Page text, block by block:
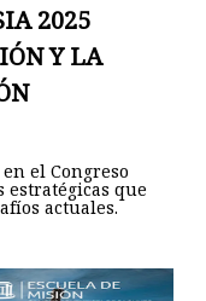
2025
Y LA
el Congreso
estratégicas que
actuales.